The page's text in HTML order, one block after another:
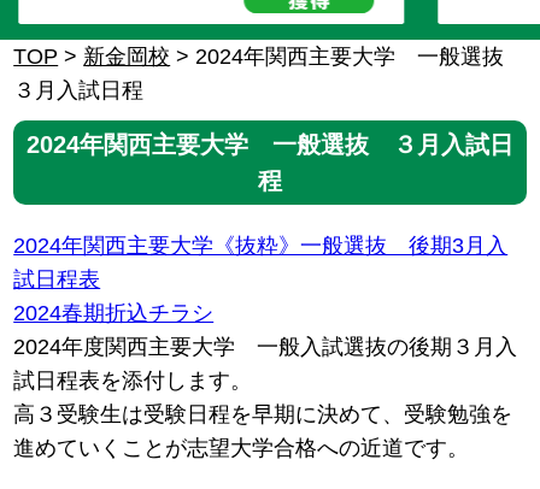
TOP > 新金岡校 >2024年関西主要大学 一般選抜
３月入試日程
2024年関西主要大学 一般選抜 ３月入試日
程
2024年関西主要大学《抜粋》一般選抜 後期3月入
試日程表
2024春期折込チラシ
2024年度関西主要大学 一般入試選抜の後期３月入
試日程表を添付します。
高３受験生は受験日程を早期に決めて、受験勉強を
進めていくことが志望大学合格への近道です。